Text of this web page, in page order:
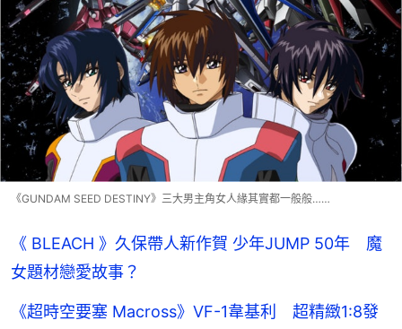
《GUNDAM SEED DESTINY》三大男主角女人緣其實都一般般……
《 BLEACH 》久保帶人新作賀 少年JUMP 50年 魔
女題材戀愛故事？
《超時空要塞 Macross》VF-1韋基利 超精緻1:8發